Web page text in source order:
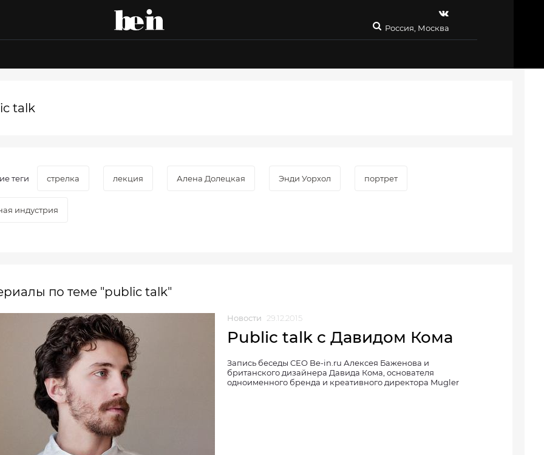
Россия, Москва
talk
теги стрелка лекция Алена Долецкая Энди Уорхол портрет
индустрия
по теме "public talk"
Новости 29.12.2015
Public talk c Давидом Кома
Запись беседы CEO Be-in.ru Алексея Баженова и
британского дизайнера Давида Кома, основателя
одноименного бренда и креативного директора Mugler